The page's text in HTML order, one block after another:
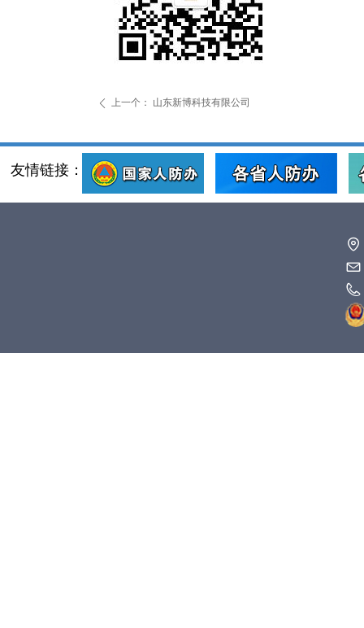
ꄴ 上一个： 山东新博科技有限公司
友情链接：